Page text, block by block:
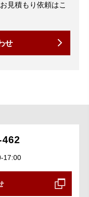
見積もり依頼はこ
せ
17:00